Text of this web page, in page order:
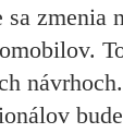
sa zmenia